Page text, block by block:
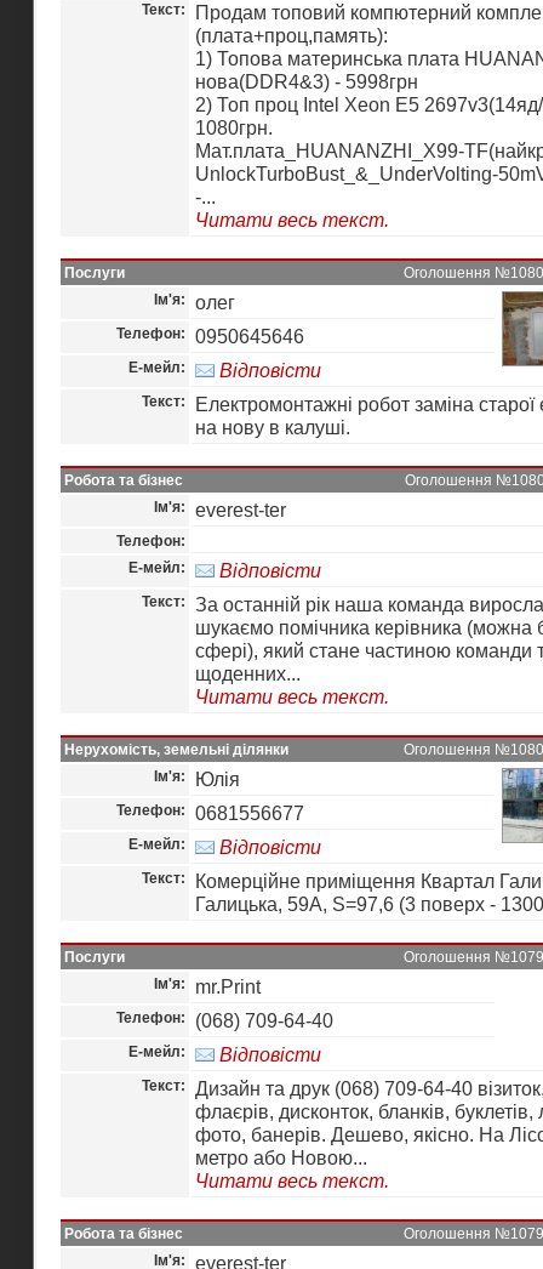
Текст:
Продам топовий компютерний
(плата+проц,память):
1) Топова материнська плата
нова(DDR4&3) - 5998грн
2) Топ проц Intel Xeon E5
1080грн.
Мат.плата_HUANANZHI_X99-
UnlockTurboBust_&_UnderVolting-
-...
Читати весь текст.
Послуги
Оголошення
Ім'я:
олег
Телефон: 0950645646
Е-мейл: Відповісти
Текст:
Електромонтажні робот заміна
на нову в калуші.
Робота та бізнес
Оголошення
Ім'я:
everest-ter
Телефон:
Е-мейл:
Відповісти
Текст:
За останній рік наша команда
шукаємо помічника керівника (можна
сфері), який стане частиною команди
щоденних...
Читати весь текст.
Нерухомість, земельні ділянки
Оголошення
Ім'я:
Юлія
Телефон: 0681556677
Е-мейл: Відповісти
Текст:
Комерційне приміщення Квартал
Галицька, 59А, S=97,6 (3 поверх -
Послуги
Оголошення
Ім'я:
mr.Print
Телефон: (068) 709-64-40
Е-мейл: Відповісти
Текст:
Дизайн та друк (068) 709-64-40
флаєрів, дисконток, бланків, буклетів,
фото, банерів. Дешево, якісно. На
метро або Новою...
Читати весь текст.
Робота та бізнес
Оголошення
Ім'я:
everest-ter